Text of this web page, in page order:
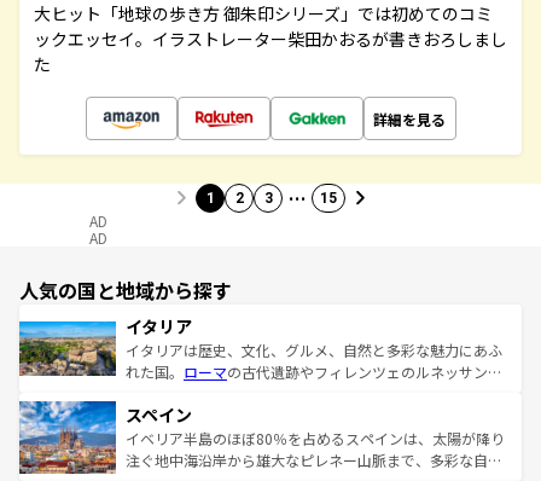
大ヒット「地球の歩き方 御朱印シリーズ」では初めてのコミ
ックエッセイ。イラストレーター柴田かおるが書きおろしまし
た
詳細を見る
1 2 3 … 15
AD
AD
人気の国と地域から探す
イタリア
イタリアは歴史、文化、グルメ、自然と多彩な魅力にあふ
れた国。 ローマの古代遺跡やフィレンツェのルネッサンス
ろん、トスカーナの美しい田園風景やアマルフィ海岸の絶
景など、自然景観も見逃せない。観光の合間には、本場の
ピザやパスタなど、絶品のイタリア料理を堪能することも
スペイン
イベリア半島のほぼ80％を占めるスペインは、太陽が降り
注ぐ地中海沿岸から雄大なピレネー山脈まで、多彩な自然